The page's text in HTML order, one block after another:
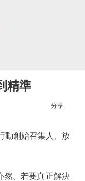
精準
分享
創始召集人、放
。若要真正解決